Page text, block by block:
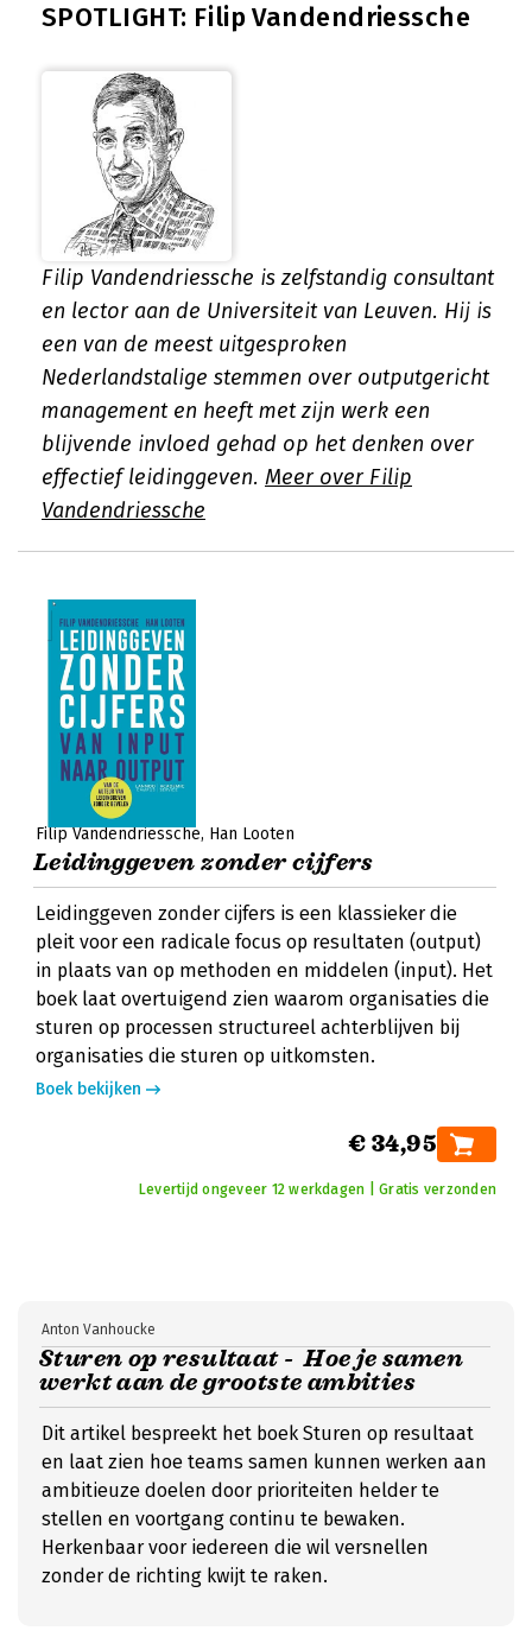
SPOTLIGHT: Filip Vandendriessche
Filip Vandendriessche is zelfstandig consultant
en lector aan de Universiteit van Leuven. Hij is
een van de meest uitgesproken
Nederlandstalige stemmen over outputgericht
management en heeft met zijn werk een
blijvende invloed gehad op het denken over
effectief leidinggeven. Meer over Filip
Vandendriessche
Filip Vandendriessche Han Looten
Leidinggeven zonder cijfers
Leidinggeven zonder cijfers is een klassieker die
pleit voor een radicale focus op resultaten (output)
in plaats van op methoden en middelen (input). Het
boek laat overtuigend zien waarom organisaties die
sturen op processen structureel achterblijven bij
organisaties die sturen op uitkomsten.
Boek bekijken
€ 34,95
Levertijd ongeveer 12 werkdagen | Gratis verzonden
Sturen op resultaat - Hoe je samen
werkt aan de grootste ambities
Anton Vanhoucke
Dit artikel bespreekt het boek Sturen op resultaat
en laat zien hoe teams samen kunnen werken aan
ambitieuze doelen door prioriteiten helder te
stellen en voortgang continu te bewaken.
Herkenbaar voor iedereen die wil versnellen
zonder de richting kwijt te raken.